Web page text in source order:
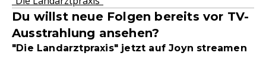
Du willst neue Folgen bereits vor TV-
Ausstrahlung ansehen?
"Die Landarztpraxis" jetzt auf Joyn streamen